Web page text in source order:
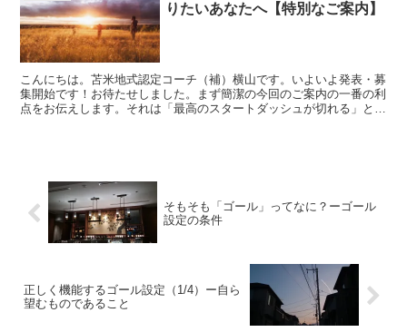
りたいあなたへ【特別なご案内】
こんにちは。苫米地式認定コーチ（補）横山です。いよいよ発表・募
集開始です！お待たせしました。まず簡潔の今回のご案内の一番の利
点をお伝えします。それは「最高のスタートダッシュが切れる」とい
そもそも「ゴール」ってなに？ーゴール
設定の条件
正しく機能するゴール設定（1/4）ー自ら
望むものであること